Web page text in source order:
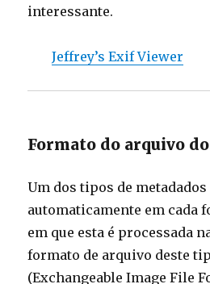
interessante.
Jeffrey’s Exif Viewer
Formato do arquivo
Um dos tipos de metadados
automaticamente em cada
em que esta é processada
formato de arquivo deste
(Exchangeable Image File